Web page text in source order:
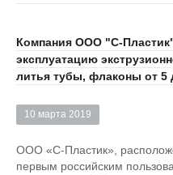
Компания ООО "С-
эксплуатацию
литья тубы, флаконы от 5
10 марта 2019
ООО «С-Пластик»,
первым российским